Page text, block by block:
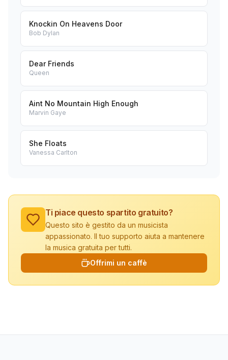
Knockin On Heavens Door
Bob Dylan
Dear Friends
Queen
Aint No Mountain High Enough
Marvin Gaye
She Floats
Vanessa Carlton
Ti piace questo spartito gratuito?
Questo sito è gestito da un musicista
appassionato. Il tuo supporto aiuta a mantenere
la musica gratuita per tutti.
Offrimi un caffè